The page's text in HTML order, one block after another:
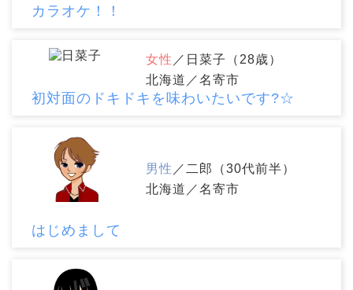
カラオケ！！
女性 ／日菜子（28歳）
北海道／名寄市
初対面のドキドキを味わいたいです?☆
男性 ／二郎（30代前半）
北海道／名寄市
はじめまして